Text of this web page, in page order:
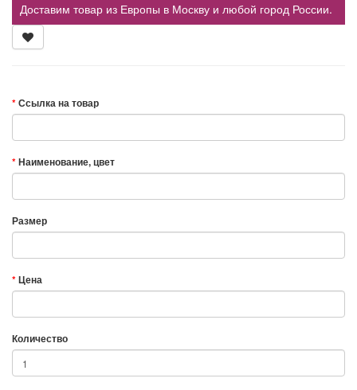
Доставим товар из Европы в Москву и любой город России.
Ссылка на товар
Наименование, цвет
Размер
Цена
Количество